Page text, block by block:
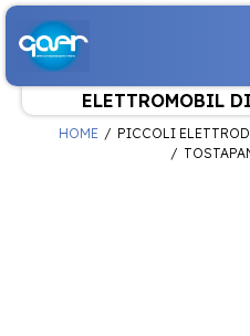
ELETTROMOBIL
HOME PICCOLI